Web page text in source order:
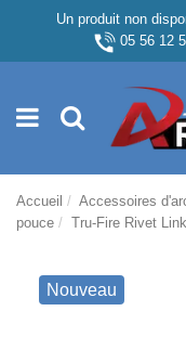
Un produit non
05 56 12
Accueil Accessoires
pouce
Tru-Fire Rivet Link
Nouveau